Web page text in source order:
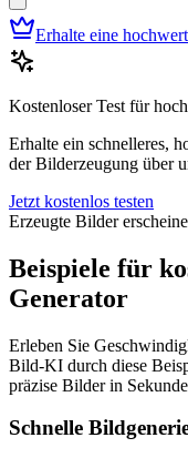
Erhalte eine
Kostenloser Test für
Erhalte ein schnelleres,
der Bilderzeugung über
Jetzt kostenlos testen
Erzeugte Bilder
Beispiele für
Generator
Erleben Sie
Bild-KI durch diese
präzise Bilder in
Schnelle